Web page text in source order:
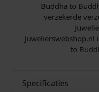
Buddha to
verzekerde
Juwelierswebshop.nl
to
Specificaties